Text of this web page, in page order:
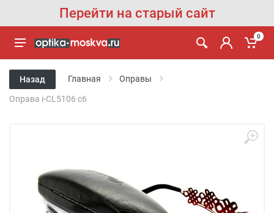
Перейти на старый сайт
0
Назад Главная Оправы
Оправа i-CL5106 с6